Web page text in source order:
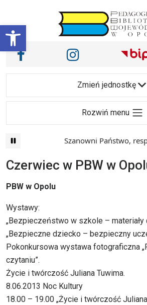
Otwórz pasek
Main Navigation
Nasze media
Facebook Instagram
Zmień jednostkę
Rozwiń menu
Szanowni Państwo,
Czerwiec w PBW w
PBW w Opolu
Wystawy:
„Bezpieczeństwo w szkole – materiały
„Bezpieczne dziecko – bezpieczny
Pokonkursowa wystawa fotograficzna
czytaniu”.
Życie i twórczość Juliana Tuwima.
8.06.2013 Noc Kultury
18.00 – 19.00 „Życie i twórczość